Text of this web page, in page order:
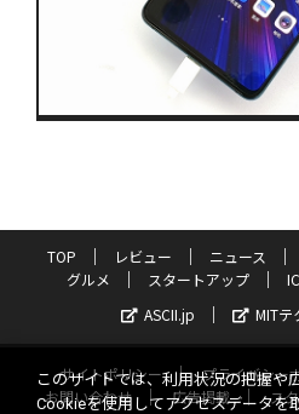
TOP レビュー ニュース
グルメ
スタートアップ
ASCII.jp
MITテ
サイトポリシー プライバシー
お問い合わせ
広告掲載 ス
このサイトでは、利用状況の把握や
Cookieを使用してアクセスデータを